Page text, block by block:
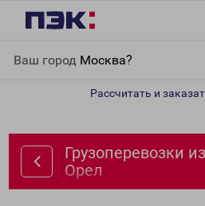
Ваш город Москва?
Рассчитать и
Грузоперевозки
Орел